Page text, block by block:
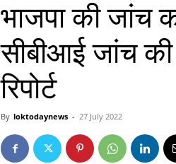
भाजपा की जांच
सीबीआई जांच
रिपोर्ट
By loktodaynews - 27 July 2022